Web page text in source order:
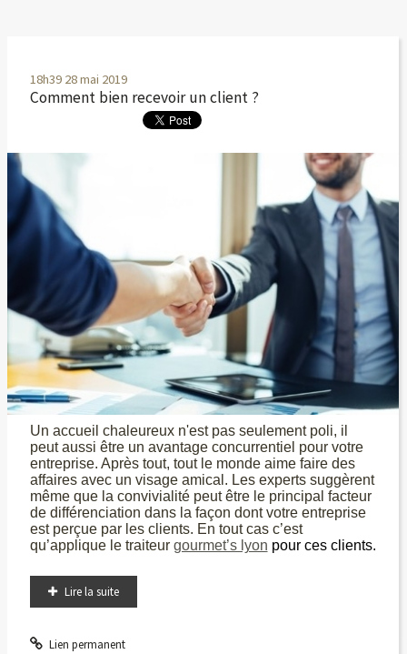
18h39 28mai 2019
Comment bien recevoir un client ?
Un accueil chaleureux n'est pas seulement poli, il
peut aussi être un avantage concurrentiel pour votre
entreprise. Après tout, tout le monde aime faire des
affaires avec un visage amical. Les experts suggèrent
même que la convivialité peut être le principal facteur
de différenciation dans la façon dont votre entreprise
est perçue par les clients. En tout cas c’est
qu’applique le traiteur gourmet’s lyon pour ces clients.
Lire la suite
Lien permanent